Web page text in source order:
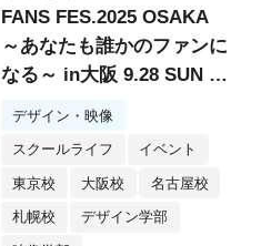
FANS FES.2025 OSAKA
～あなたも誰かのファンに
なる～ in大阪 9.28 SUN @
堂島リバーフォーラム
デザイン・映像
スクールライフ イベント
東京校 大阪校 名古屋校
札幌校 デザイン学部